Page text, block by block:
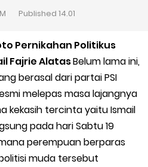
agar Cepat Diterima
Antri Online Terbaru Dari Grab
Voucher Gojek Gratis
Gojek Gopartner
Sendiri dan Orang Lain
Up Grab untuk Driver
Published 14.01
Pernikahan Politikus
Fajrie AlatasBelum lama ini,
berasal dari partai PSI
melepas masa lajangnya
kekasih tercinta yaitu Ismail
pada hari Sabtu 19
perempuan berparas
muda tersebut